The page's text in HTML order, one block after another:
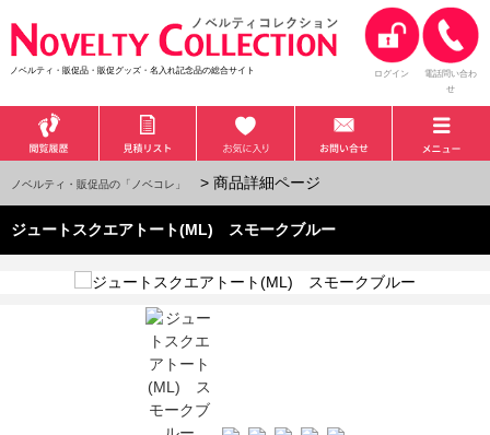
ノベルティ・販促品・販促グッズ・名入れ記念品の総合サイト ログイン
電話問い合わ
せ
ノベルティ・販促品の「ノベコレ」 > 商品詳細ページ
ジュートスクエアトート(ML) スモークブルー